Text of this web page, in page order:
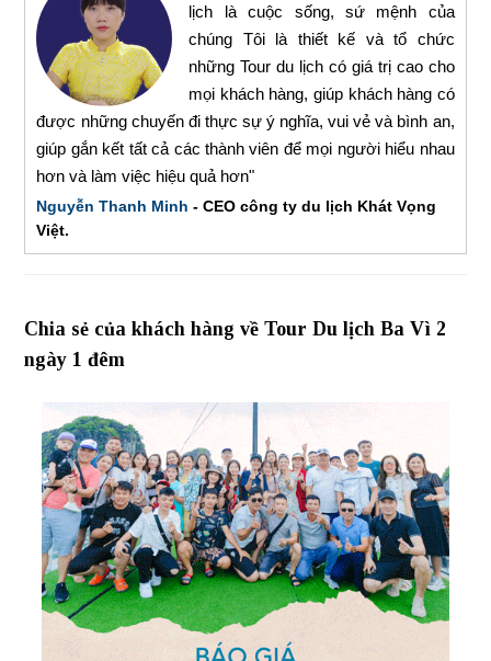
lịch là cuộc sống, sứ mệnh của
chúng Tôi là thiết kế và tổ chức
những Tour du lịch có giá trị cao cho
mọi khách hàng, giúp khách hàng có
được những chuyến đi thực sự ý nghĩa, vui vẻ và bình an,
giúp gắn kết tất cả các thành viên để mọi người hiểu nhau
hơn và làm việc hiệu quả hơn"
Nguyễn Thanh Minh - CEO công ty du lịch Khát Vọng
Việt.
Chia sẻ của khách hàng về Tour Du lịch Ba Vì 2
ngày 1 đêm